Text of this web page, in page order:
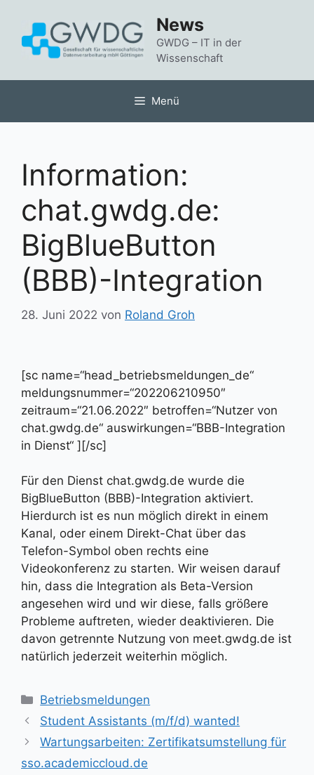
springen
News
GWDG – IT in der
Wissenschaft
Menü
Information:
chat.gwdg.de:
BigBlueButton
(BBB)-Integration
28. Juni 2022 von Roland Groh
[sc name=“head_betriebsmeldungen_de“
meldungsnummer=“202206210950″
zeitraum=“21.06.2022″ betroffen=“Nutzer von
chat.gwdg.de“ auswirkungen=“BBB-Integration
in Dienst“ ][/sc]
Für den Dienst chat.gwdg.de wurde die
BigBlueButton (BBB)-Integration aktiviert.
Hierdurch ist es nun möglich direkt in einem
Kanal, oder einem Direkt-Chat über das
Telefon-Symbol oben rechts eine
Videokonferenz zu starten. Wir weisen darauf
hin, dass die Integration als Beta-Version
angesehen wird und wir diese, falls größere
Probleme auftreten, wieder deaktivieren. Die
davon getrennte Nutzung von meet.gwdg.de ist
natürlich jederzeit weiterhin möglich.
Kategorien
Betriebsmeldungen
Student Assistants (m/f/d) wanted!
Wartungsarbeiten: Zertifikatsumstellung für
sso.academiccloud.de